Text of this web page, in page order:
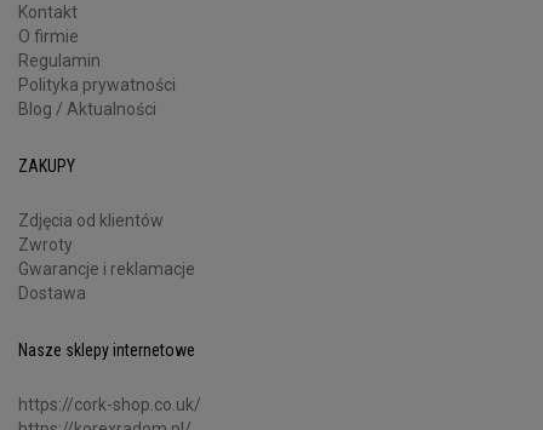
Kontakt
O firmie
Regulamin
Polityka prywatności
Blog / Aktualności
ZAKUPY
Zdjęcia od klientów
Zwroty
Gwarancje i reklamacje
Dostawa
Nasze sklepy internetowe
https://cork-shop.co.uk/